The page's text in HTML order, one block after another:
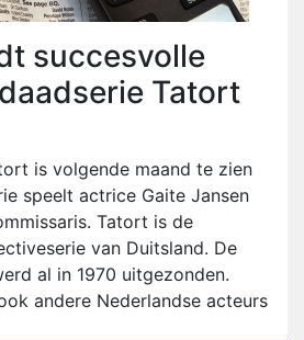
succesvolle
Tatort
is volgende maand te zien
speelt actrice Gaite Jansen
Tatort is de
van Duitsland. De
al in 1970 uitgezonden.
andere Nederlandse acteurs